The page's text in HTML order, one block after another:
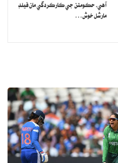
آهي، حڪومتن جي ڪارڪردگي مان فيلڊ
مارشل خوش…